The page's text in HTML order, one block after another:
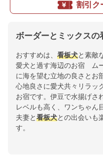
割引ク
ボーダーとミックスの
おすすめは、 看板犬と素敵
愛犬と過す海辺のお宿 ム
に海を望む立地の良さとお
心地良さに愛犬共々リラッ
お宿です。伊豆で水揚げさ
レベルも高く、ワンちゃん
夫妻と看板犬との出会いも
す。